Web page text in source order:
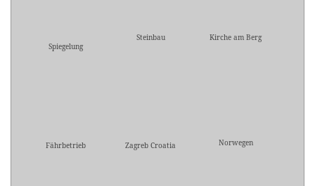
Spiegelung
Steinbau Kirche am Berg
Fährbetrieb Zagreb Croatia Norwegen